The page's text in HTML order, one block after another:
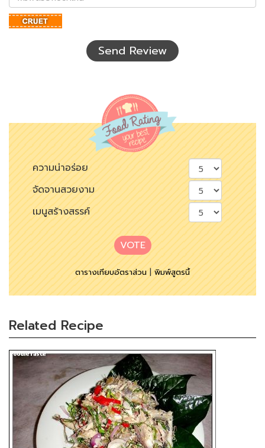
ตัว
อักษร
ที่
Send Review
ความน่าอร่อย
จัดจานสวยงาม
เมนูสร้างสรรค์
VOTE
ตารางเทียบอัตราส่วน|พิมพ์สูตรนี้
Related Recipe